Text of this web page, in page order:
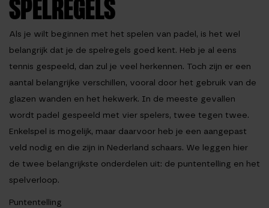
SPELREGELS
Als je wilt beginnen met het spelen van padel, is het wel
belangrijk dat je de spelregels goed kent. Heb je al eens
tennis gespeeld, dan zul je veel herkennen. Toch zijn er een
aantal belangrijke verschillen, vooral door het gebruik van de
glazen wanden en het hekwerk. In de meeste gevallen
wordt padel gespeeld met vier spelers, twee tegen twee.
Enkelspel is mogelijk, maar daarvoor heb je een aangepast
veld nodig en die zijn in Nederland schaars. We leggen hier
de twee belangrijkste onderdelen uit: de puntentelling en het
spelverloop.
Puntentelling